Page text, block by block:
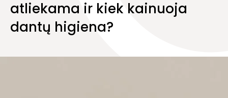
atliekama ir kiek kainuoja
dantų higiena?